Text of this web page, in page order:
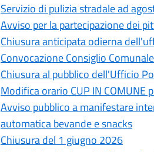
Servizio di pulizia stradale ad
Avviso per la partecipazione dei
Chiusura anticipata odierna
Convocazione Consiglio
Chiusura al pubblico dell'Ufficio
Modifica orario CUP IN COMUNE
Avviso pubblico a manifestare
automatica bevande e snacks
Chiusura del 1 giugno 2026